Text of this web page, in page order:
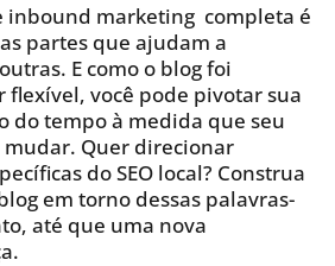
inbound marketing completa é
partes que ajudam a
E como o blog foi
flexível, você pode pivotar sua
do tempo à medida que seu
Quer direcionar
do SEO local? Construa
em torno dessas palavras-
até que uma nova